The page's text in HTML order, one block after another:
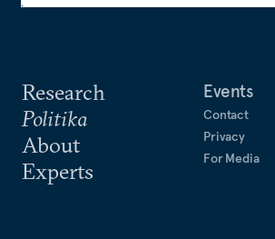
Research
Politika
About
Experts
Events
Contact
Privacy
For Media